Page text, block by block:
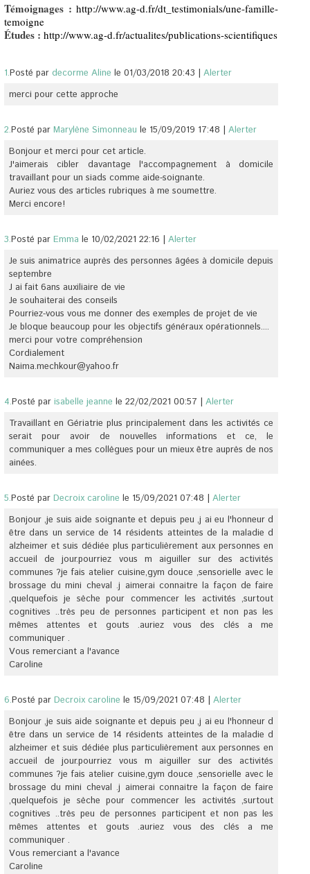
Témoignages : http://www.ag-d.fr/dt_testimonials/une-famille-
temoigne
Études : http://www.ag-d.fr/actualites/publications-scientifiques
1.Posté par decorme Aline le 01/03/2018 20:43 | Alerter
merci pour cette approche
2.Posté par Marylène Simonneau le 15/09/2019 17:48 | Alerter
Bonjour et merci pour cet article.
J'aimerais cibler davantage l'accompagnement à domicile
travaillant pour un siads comme aide-soignante.
Auriez vous des articles rubriques à me soumettre.
Merci encore!
3.Posté par Emma le 10/02/2021 22:16 | Alerter
Je suis animatrice auprès des personnes âgées à domicile depuis
septembre
J ai fait 6ans auxiliaire de vie
Je souhaiterai des conseils
Pourriez-vous vous me donner des exemples de projet de vie
Je bloque beaucoup pour les objectifs généraux opérationnels....
merci pour votre compréhension
Cordialement
Naima.mechkour@yahoo.fr
4.Posté par isabelle jeanne le 22/02/2021 00:57 | Alerter
Travaillant en Gériatrie plus principalement dans les activités ce
serait pour avoir de nouvelles informations et ce, le
communiquer a mes collègues pour un mieux être auprès de nos
ainées.
5.Posté par Decroix caroline le 15/09/2021 07:48 | Alerter
Bonjour ,je suis aide soignante et depuis peu ,j ai eu l'honneur d
être dans un service de 14 résidents atteintes de la maladie d
alzheimer et suis dédiée plus particulièrement aux personnes en
accueil de jour.pourriez vous m aiguiller sur des activités
communes ?je fais atelier cuisine,gym douce ,sensorielle avec le
brossage du mini cheval .j aimerai connaitre la façon de faire
,quelquefois je sèche pour commencer les activités ,surtout
cognitives ..très peu de personnes participent et non pas les
mêmes attentes et gouts .auriez vous des clés a me
communiquer .
Vous remerciant a l'avance
Caroline
6.Posté par Decroix caroline le 15/09/2021 07:48 | Alerter
Bonjour ,je suis aide soignante et depuis peu ,j ai eu l'honneur d
être dans un service de 14 résidents atteintes de la maladie d
alzheimer et suis dédiée plus particulièrement aux personnes en
accueil de jour.pourriez vous m aiguiller sur des activités
communes ?je fais atelier cuisine,gym douce ,sensorielle avec le
brossage du mini cheval .j aimerai connaitre la façon de faire
,quelquefois je sèche pour commencer les activités ,surtout
cognitives ..très peu de personnes participent et non pas les
mêmes attentes et gouts .auriez vous des clés a me
communiquer .
Vous remerciant a l'avance
Caroline